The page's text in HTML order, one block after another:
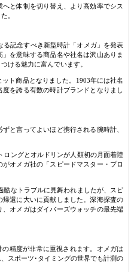
と体制を切り替え、より高効率でシス
。
る記念すべき新型時計「オメガ」を発表
を意味する商品名や社名は沢山ありま
ける魅力に富んでいます。
ト商品となりました。1903年には社名
を誇る有数の時計ブランドとなりまし
と言ってよいほど携行される腕時計、
ロングとオルドリンが人類初の月面着陸
オメガ社の「スピードマスター・プロ
酷なトラブルに見舞われましたが、スピ
還に大いに貢献しました。深海探査の
オメガはダイバーズウォッチの最先端
精度が非常に重視されます。オメガは
スポーツ･タイミングの世界でも計測の